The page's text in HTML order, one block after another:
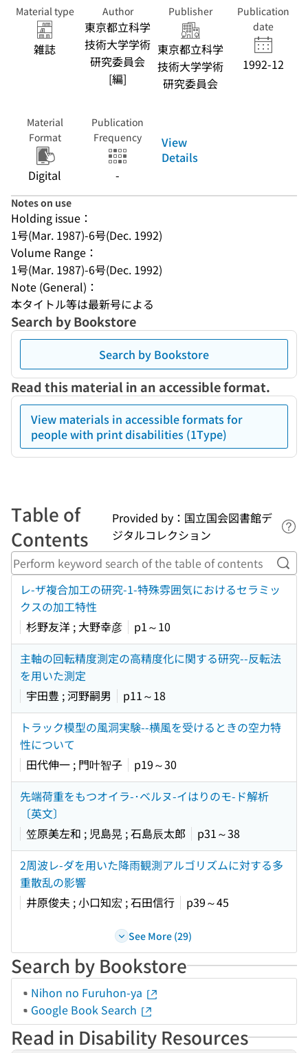
Material type
雑誌
Author
東京都立科学
技術大学学術
研究委員会
[編]
Publisher
東京都立科学
技術大学学術
研究委員会
Publication
date
1992-12
Material
Format
Digital
Publication
Frequency
-
View
Details
Notes on use
Holding issue：
1号(Mar. 1987)-6号(Dec. 1992)
Volume Range：
1号(Mar. 1987)-6号(Dec. 1992)
Note (General)：
本タイトル等は最新号による
Search by Bookstore
Search by Bookstore
Read this material in an accessible format.
View materials in accessible formats for
people with print disabilities (1Type)
Table of
Contents
Provided by：国立国会図書館デ
ジタルコレクション
レ-ザ複合加工の研究-1-特殊雰囲気におけるセラミッ
クスの加工特性
杉野友洋 ; 大野幸彦
p1～10
主軸の回転精度測定の高精度化に関する研究--反転法
を用いた測定
宇田豊 ; 河野嗣男
p11～18
トラック模型の風洞実験--横風を受けるときの空力特
性について
田代伸一 ; 門叶智子
p19～30
先端荷重をもつオイラ-･ベルヌ-イはりのモ-ド解析
〔英文〕
笠原美左和 ; 児島晃 ; 石島辰太郎
p31～38
2周波レ-ダを用いた降雨観測アルゴリズムに対する多
重散乱の影響
井原俊夫 ; 小口知宏 ; 石田信行
p39～45
See More (29)
Search by Bookstore
Nihon no Furuhon-ya
Google Book Search
Read in Disability Resources